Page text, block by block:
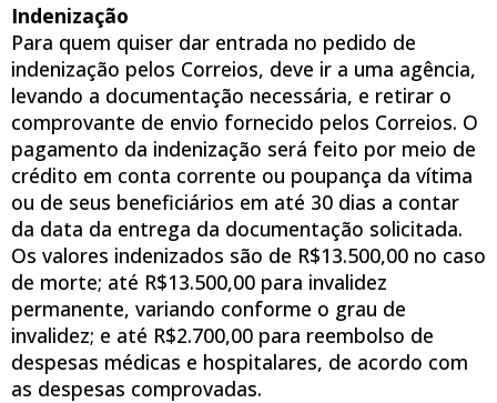
Indenização
Para quem quiser dar entrada no pedido de
indenização pelos Correios, deve ir a uma agência,
levando a documentação necessária, e retirar o
comprovante de envio fornecido pelos Correios. O
pagamento da indenização será feito por meio de
crédito em conta corrente ou poupança da vítima
ou de seus beneficiários em até 30 dias a contar
da data da entrega da documentação solicitada.
Os valores indenizados são de R$13.500,00 no caso
de morte; até R$13.500,00 para invalidez
permanente, variando conforme o grau de
invalidez; e até R$2.700,00 para reembolso de
despesas médicas e hospitalares, de acordo com
as despesas comprovadas.